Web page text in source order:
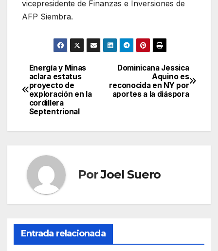
vicepresidente de Finanzas e Inversiones de
AFP Siembra.
Navegación
de
entradas
Dominicana Jessica
Aquino es
reconocida en NY por
aportes a la diáspora
Energía y Minas
aclara estatus
proyecto de
exploración en la
cordillera
Septentrional
PorJoel Suero
Entrada relacionada